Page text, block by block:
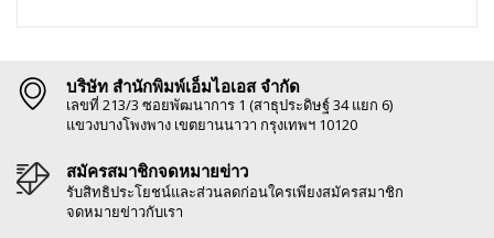
บริษัท สำนักพิมพ์เอ็มไอเอส จำกัด
เลขที่ 213/3 ซอยพัฒนาการ 1 (สาธุประดิษฐ์ 34 แยก 6)
แขวงบางโพงพาง เขตยานนาวา กรุงเทพฯ 10120
สมัครสมาชิกจดหมายข่าว
รับสิทธิประโยชน์และส่วนลดก่อนใครเพียงสมัครสมาชิก
จดหมายข่าวกับเรา